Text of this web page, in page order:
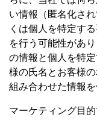
い情報（匿名化さ
くは個人を特定す
を行う可能性があ
の情報と個人を特
様の氏名とお客様
組み合わせた情報
マーケティング目